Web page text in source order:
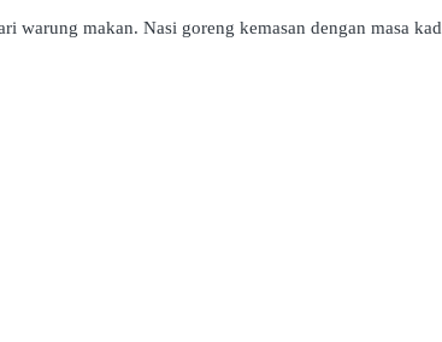
makan. Nasi goreng kemasan dengan masa